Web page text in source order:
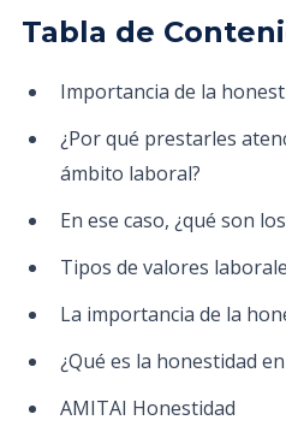
Tabla de
Importancia de la
¿Por qué prestarles
ámbito laboral?
En ese caso, ¿qué son
Tipos de valores
La importancia de la
¿Qué es la honestidad
AMITAI Honestidad